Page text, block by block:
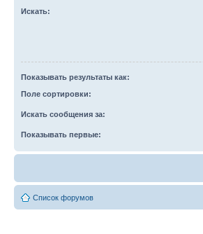
Искать:
Показывать результаты как:
Поле сортировки:
Искать сообщения за:
Показывать первые:
Список форумов